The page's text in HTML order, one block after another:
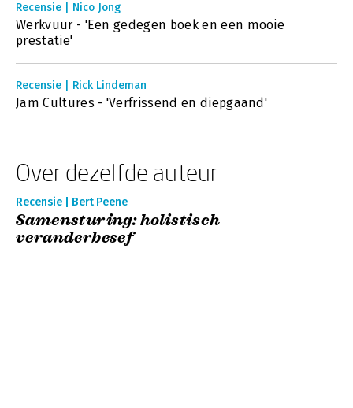
Recensie | Nico Jong
Werkvuur - 'Een gedegen boek en een mooie
prestatie'
Recensie | Rick Lindeman
Jam Cultures - 'Verfrissend en diepgaand'
Over dezelfde auteur
Recensie | Bert Peene
Samensturing: holistisch
veranderbesef